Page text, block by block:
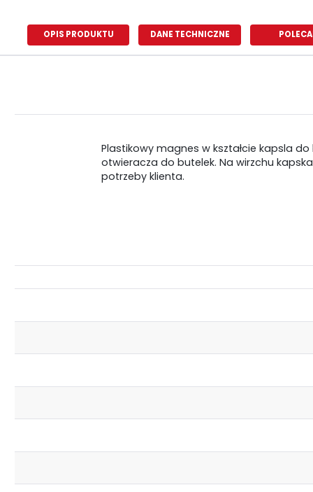
OPIS PRODUKTU DANE TECHNICZNE
Plastikowy magnes w kształcie kapsla
otwieracza do butelek. Na wirzchu
potrzeby klienta.